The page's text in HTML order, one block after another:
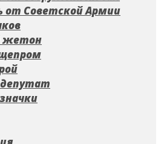
от Советской Армии
жетон